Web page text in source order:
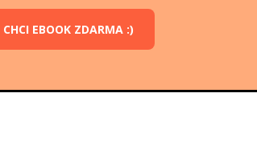
CHCI EBOOK ZDARMA :)